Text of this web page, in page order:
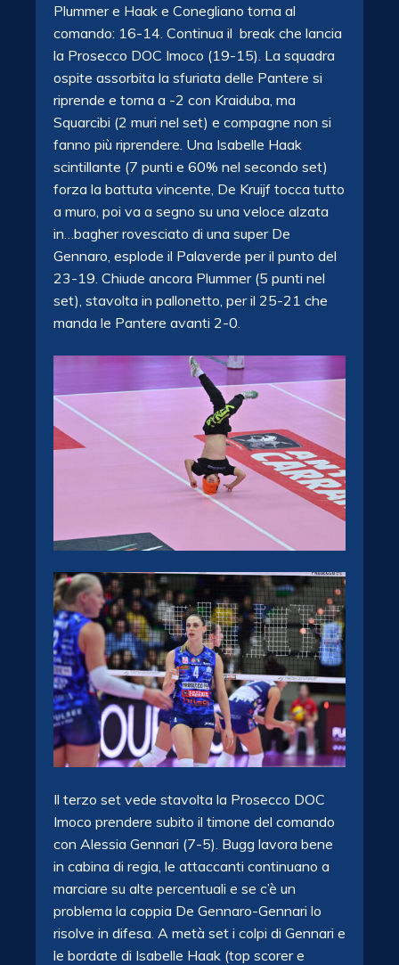
Plummer e Haak e Conegliano torna al
comando: 16-14. Continua il break che lancia
la Prosecco DOC Imoco (19-15). La squadra
ospite assorbita la sfuriata delle Pantere si
riprende e torna a -2 con Kraiduba, ma
Squarcibi (2 muri nel set) e compagne non si
fanno più riprendere. Una Isabelle Haak
scintillante (7 punti e 60% nel secondo set)
forza la battuta vincente, De Kruijf tocca tutto
a muro, poi va a segno su una veloce alzata
in…bagher rovesciato di una super De
Gennaro, esplode il Palaverde per il punto del
23-19. Chiude ancora Plummer (5 punti nel
set), stavolta in pallonetto, per il 25-21 che
manda le Pantere avanti 2-0.
Il terzo set vede stavolta la Prosecco DOC
Imoco prendere subito il timone del comando
con Alessia Gennari (7-5). Bugg lavora bene
in cabina di regia, le attaccanti continuano a
marciare su alte percentuali e se c’è un
problema la coppia De Gennaro-Gennari lo
risolve in difesa. A metà set i colpi di Gennari e
le bordate di Isabelle Haak (top scorer e